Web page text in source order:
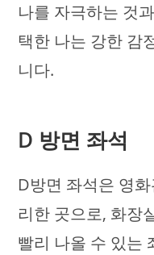
나를 자극하는 것
택한 나는 강한 감
니다.
D 방면 좌석
D방면 좌석은 영
리한 곳으로, 화장
빨리 나올 수 있는